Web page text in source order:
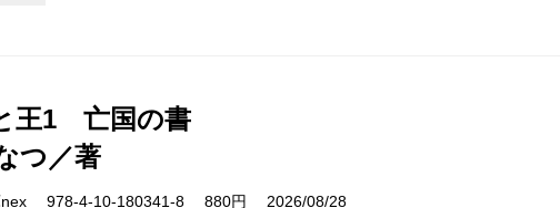
王1 亡国の書
つ／著
nex 978-4-10-180341-8 880円 2026/08/28